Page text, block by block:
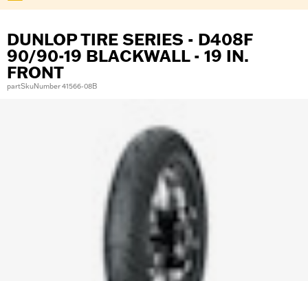
DUNLOP TIRE SERIES - D408F
90/90-19 BLACKWALL - 19 IN.
FRONT
partSkuNumber 41566-08B